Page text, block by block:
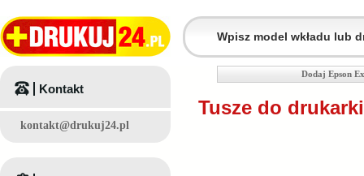
Dodaj Epson
Tusze do
Kontakt
kontakt@drukuj24.pl